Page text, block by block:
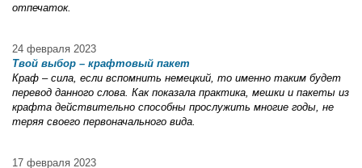
отпечаток.
24 февраля 2023
Твой выбор – крафтовый пакет
Краф – сила, если вспомнить немецкий, то именно таким будет
перевод данного слова. Как показала практика, мешки и пакеты из
крафта действительно способны прослужить многие годы, не
теряя своего первоначального вида.
17 февраля 2023